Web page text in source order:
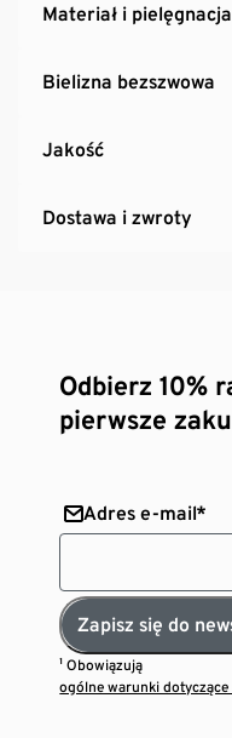
Materiał i pielęgnacja
Bielizna bezszwowa
Jakość
Dostawa i zwroty
Odbierz 10%
pierwsze
Adres e-mail*
Zapisz się do
¹ Obowiązują
ogólne warunki